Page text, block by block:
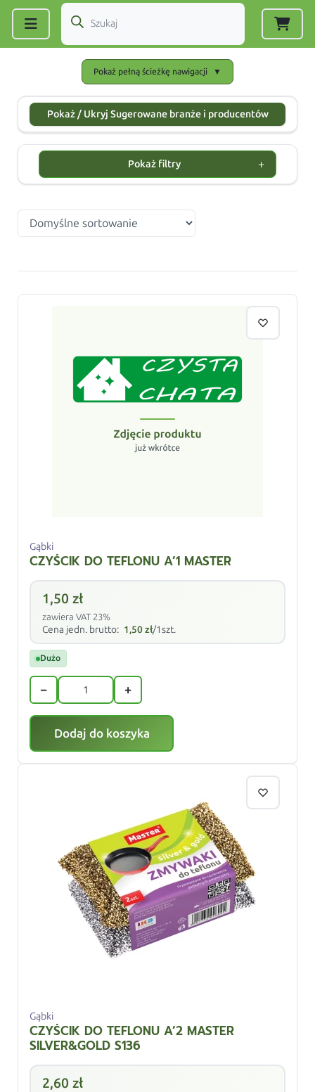
Pokaż pełną ścieżkę nawigacji ▼
Pokaż / Ukryj Sugerowane branże i producentów
Pokaż filtry +
Gąbki
CZYŚCIK DO TEFLONU A’1 MASTER
1,50zł
zawiera VAT 23%
Cena jedn. brutto: 1,50zł/1szt.
Dużo
− +
Dodaj do koszyka
Gąbki
CZYŚCIK DO TEFLONU A’2 MASTER
SILVER&GOLD S136
2,60zł